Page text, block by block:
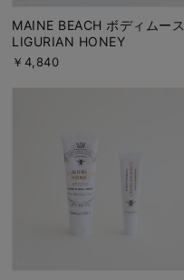
MAINE BEACH ボディムース
LIGURIAN HONEY
￥4,840